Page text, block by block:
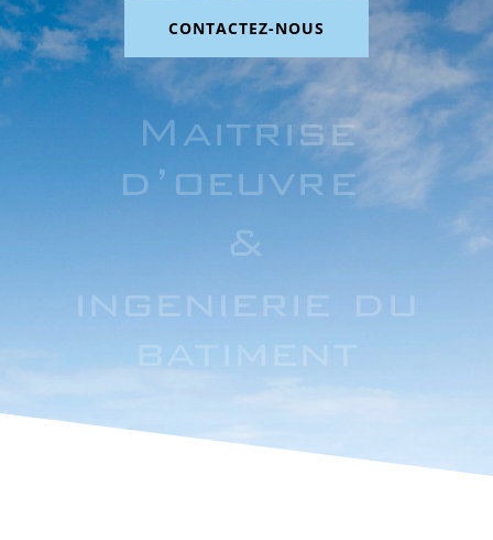
CONTACTEZ-NOUS
Maitrise
d’oeuvre
&
ingenierie du
batiment